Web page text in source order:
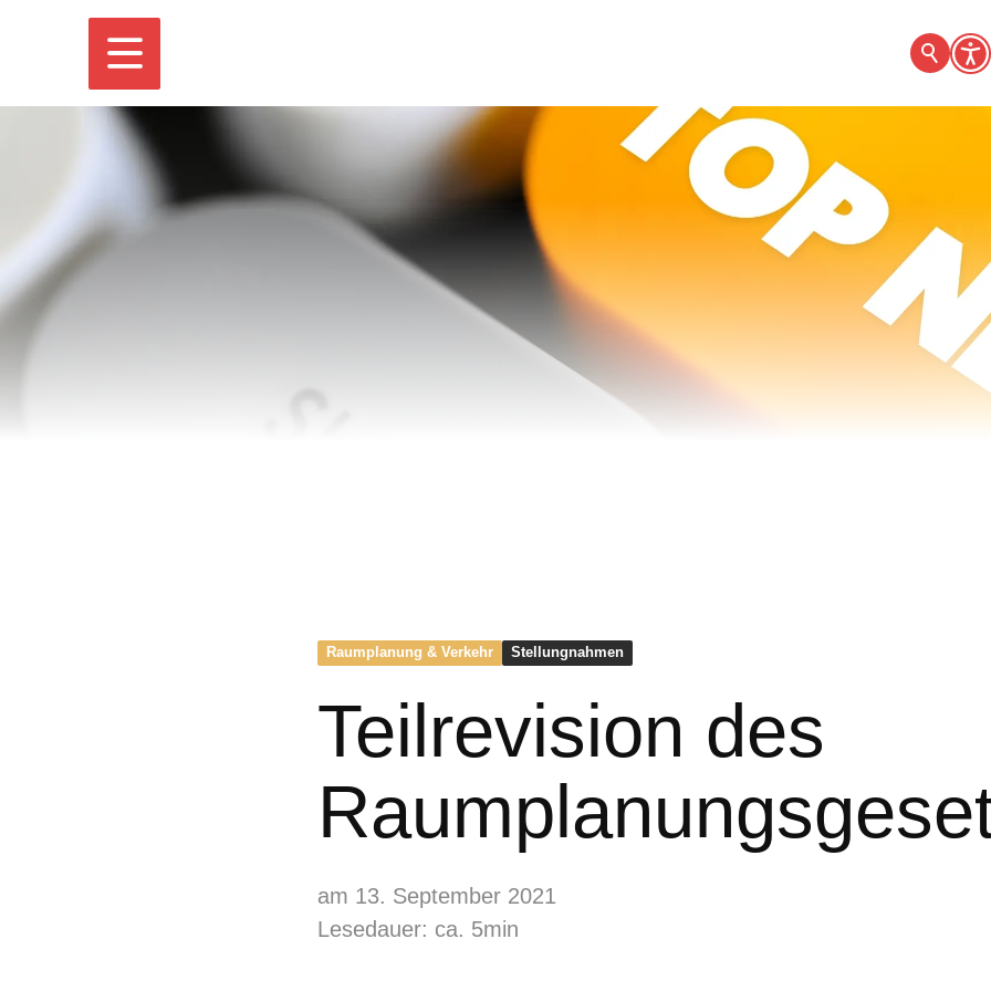
Raumplanung & Verkehr Stellungnahmen
Teilrevision des
am 13. September 2021
Lesedauer: ca. 5min